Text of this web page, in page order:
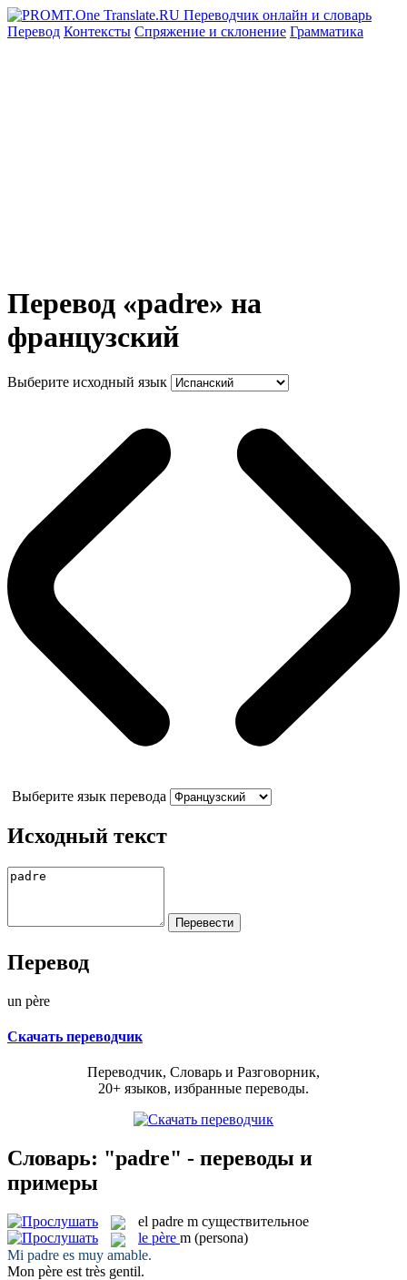
Перевод Контексты Спряжение и склонение Грамматика
Перевод «padre» на
французский
Выберите исходный язык
Выберите язык перевода
Исходный текст
Перевод
un père
Скачать переводчик
Переводчик, Словарь и Разговорник,
20+ языков, избранные переводы.
Словарь: "padre" - переводы и
примеры
el padre m существительное
le père m (persona)
Mi padre es muy amable.
Mon père est très gentil.